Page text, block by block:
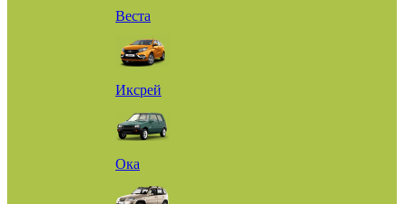
Веста
Иксрей
Ока